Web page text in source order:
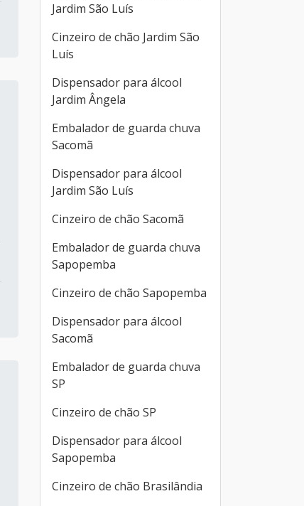
Jardim São Luís
Cinzeiro de chão Jardim São
Luís
Dispensador para álcool
Jardim Ângela
Embalador de guarda chuva
Sacomã
Dispensador para álcool
Jardim São Luís
Cinzeiro de chão Sacomã
Embalador de guarda chuva
Sapopemba
Cinzeiro de chão Sapopemba
Dispensador para álcool
Sacomã
Embalador de guarda chuva
SP
Cinzeiro de chão SP
Dispensador para álcool
Sapopemba
Cinzeiro de chão Brasilândia